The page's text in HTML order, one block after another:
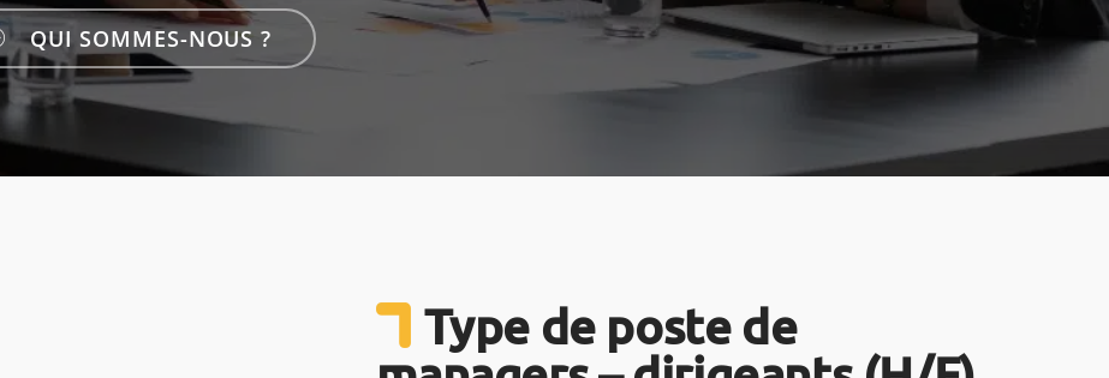
QUI SOMMES-NOUS ?
Type de poste de